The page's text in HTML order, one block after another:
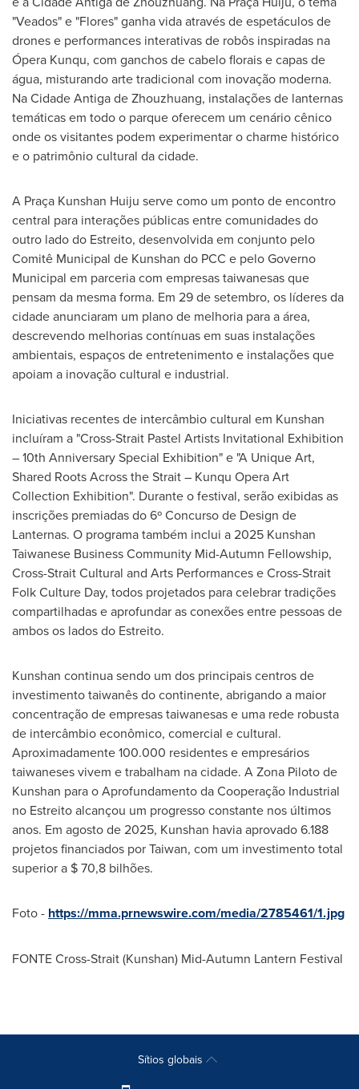
"Veados" e "Flores" ganha vida através de espetáculos de
drones e performances interativas de robôs inspiradas na
Ópera Kunqu, com ganchos de cabelo florais e capas de
água, misturando arte tradicional com inovação moderna.
Na Cidade Antiga de Zhouzhuang, instalações de lanternas
temáticas em todo o parque oferecem um cenário cênico
onde os visitantes podem experimentar o charme histórico
e o patrimônio cultural da cidade.
A Praça Kunshan Huiju serve como um ponto de encontro
central para interações públicas entre comunidades do
outro lado do Estreito, desenvolvida em conjunto pelo
Comitê Municipal de Kunshan do PCC e pelo Governo
Municipal em parceria com empresas taiwanesas que
pensam da mesma forma. Em 29 de setembro, os líderes da
cidade anunciaram um plano de melhoria para a área,
descrevendo melhorias contínuas em suas instalações
ambientais, espaços de entretenimento e instalações que
apoiam a inovação cultural e industrial.
Iniciativas recentes de intercâmbio cultural em Kunshan
incluíram a "Cross-Strait Pastel Artists Invitational Exhibition
– 10th Anniversary Special Exhibition" e "A Unique Art,
Shared Roots Across the Strait – Kunqu Opera Art
Collection Exhibition". Durante o festival, serão exibidas as
inscrições premiadas do 6º Concurso de Design de
Lanternas. O programa também inclui a 2025 Kunshan
Taiwanese Business Community Mid-Autumn Fellowship,
Cross-Strait Cultural and Arts Performances e Cross-Strait
Folk Culture Day, todos projetados para celebrar tradições
compartilhadas e aprofundar as conexões entre pessoas de
ambos os lados do Estreito.
Kunshan continua sendo um dos principais centros de
investimento taiwanês do continente, abrigando a maior
concentração de empresas taiwanesas e uma rede robusta
de intercâmbio econômico, comercial e cultural.
Aproximadamente 100.000 residentes e empresários
taiwaneses vivem e trabalham na cidade. A Zona Piloto de
Kunshan para o Aprofundamento da Cooperação Industrial
no Estreito alcançou um progresso constante nos últimos
anos. Em agosto de 2025, Kunshan havia aprovado 6.188
projetos financiados por Taiwan, com um investimento total
superior a $ 70,8 bilhões.
Foto - https://mma.prnewswire.com/media/2785461/1.jpg
FONTE Cross-Strait (Kunshan) Mid-Autumn Lantern Festival
Sítios globais